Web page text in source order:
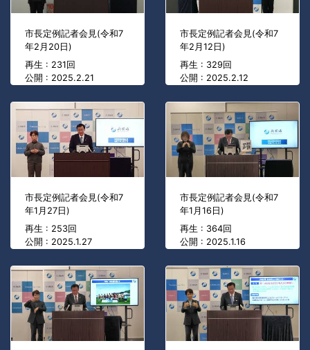
市長定例記者会見(令和7
年2月20日)
再生 : 231回
公開 : 2025.2.21
市長定例記者会見(令和7
年2月12日)
再生 : 329回
公開 : 2025.2.12
市長定例記者会見(令和7
年1月27日)
再生 : 253回
公開 : 2025.1.27
市長定例記者会見(令和7
年1月16日)
再生 : 364回
公開 : 2025.1.16